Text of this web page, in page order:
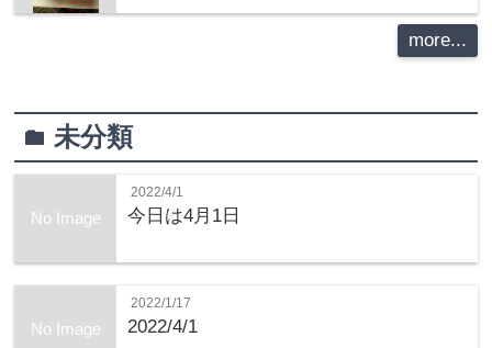
more...
folder未分類
No Image
2022/4/1
今日は4月1日
No Image
2022/1/17
2022/4/1